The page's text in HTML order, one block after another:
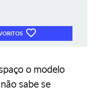
o modelo
sabe se